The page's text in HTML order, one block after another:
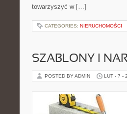
towarzyszyć w […]
CATEGORIES: NIERUCHOMOŚCI
SZABLONY I
POSTED BY ADMIN LUT - 7 -